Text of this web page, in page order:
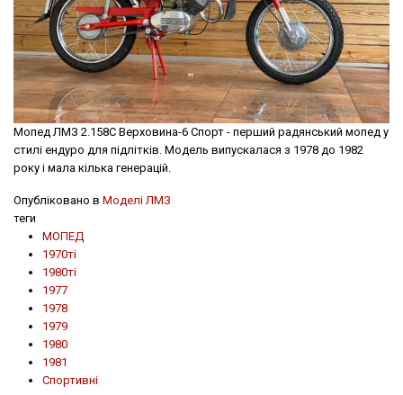
Мопед ЛМЗ 2.158С Верховина-6 Спорт - перший радянський мопед у
стилі ендуро для підлітків. Модель випускалася з 1978 до 1982
року і мала кілька генерацій.
Опубліковано в Моделі ЛМЗ
теги
МОПЕД
1970ті
1980ті
1977
1978
1979
1980
1981
Спортивні